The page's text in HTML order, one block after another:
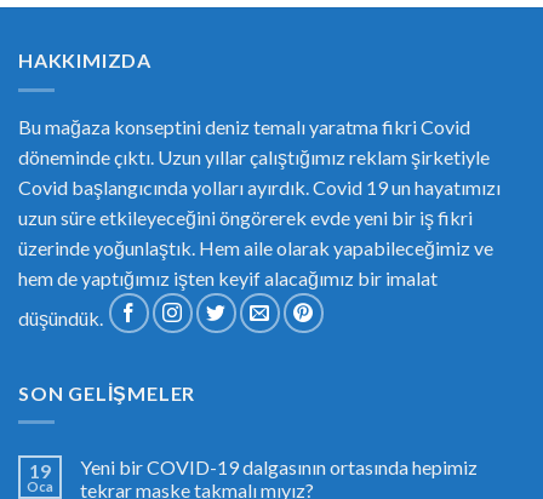
HAKKIMIZDA
Bu mağaza konseptini deniz temalı yaratma fikri Covid
döneminde çıktı. Uzun yıllar çalıştığımız reklam şirketiyle
Covid başlangıcında yolları ayırdık. Covid 19 un hayatımızı
uzun süre etkileyeceğini öngörerek evde yeni bir iş fikri
üzerinde yoğunlaştık. Hem aile olarak yapabileceğimiz ve
hem de yaptığımız işten keyif alacağımız bir imalat
düşündük.
SON GELIŞMELER
19
Oca
Yeni bir COVID-19 dalgasının ortasında hepimiz
tekrar maske takmalı mıyız?